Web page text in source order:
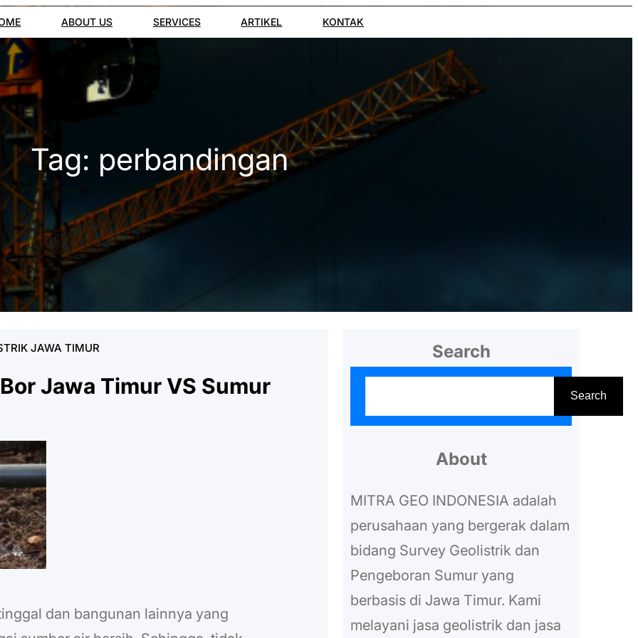
ABOUT US SERVICES ARTIKEL KONTAK
Tag: perbandingan
JAWA TIMUR
Jawa Timur VS Sumur
dan bangunan lainnya yang
Search
a
h
Search
About
MITRA GEO INDONESIA adalah
perusahaan yang bergerak dalam
bidang Survey Geolistrik dan
Pengeboran Sumur yang
berbasis di Jawa Timur. Kami
melayani jasa geolistrik dan jasa